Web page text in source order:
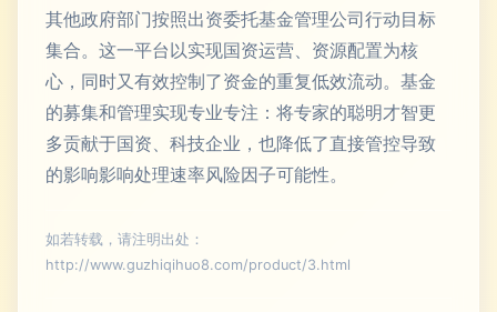
其他政府部门按照出资委托基金管理公司行动目标
集合。这一平台以实现国资运营、资源配置为核
心，同时又有效控制了资金的重复低效流动。基金
的募集和管理实现专业专注：将专家的聪明才智更
多贡献于国资、科技企业，也降低了直接管控导致
的影响影响处理速率风险因子可能性。
如若转载，请注明出处：
http://www.guzhiqihuo8.com/product/3.html